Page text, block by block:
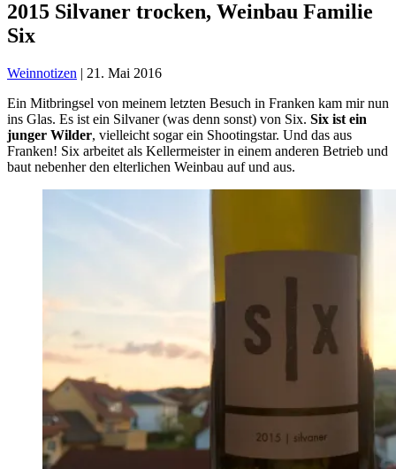
2015 Silvaner trocken, Weinbau Familie
Six
Weinnotizen | 21. Mai 2016
Ein Mitbringsel von meinem letzten Besuch in Franken kam mir nun
ins Glas. Es ist ein Silvaner (was denn sonst) von Six. Six ist ein
junger Wilder, vielleicht sogar ein Shootingstar. Und das aus
Franken! Six arbeitet als Kellermeister in einem anderen Betrieb und
baut nebenher den elterlichen Weinbau auf und aus.